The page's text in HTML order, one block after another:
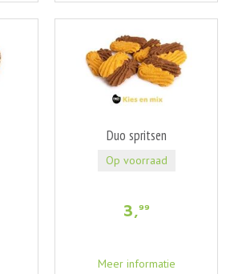
Duo spritsen
3,99
Meer informatie
Op voorraad